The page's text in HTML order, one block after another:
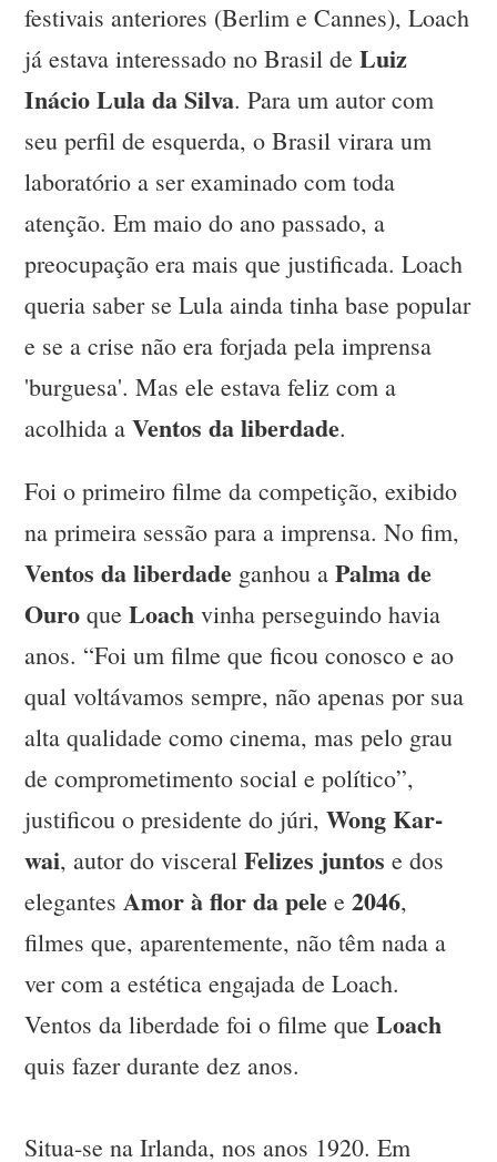
festivais anteriores (Berlim e Cannes), Loach
já estava interessado no Brasil deLuiz
Inácio Lula da Silva. Para um autor com
seu perfil de esquerda, o Brasil virara um
laboratório a ser examinado com toda
atenção. Em maio do ano passado, a
preocupação era mais que justificada. Loach
queria saber se Lula ainda tinha base popular
e se a crise não era forjada pela imprensa
'burguesa'. Mas ele estava feliz com a
acolhida aVentos da liberdade.
Foi o primeiro filme da competição, exibido
na primeira sessão para a imprensa. No fim,
Ventos da liberdade ganhou aPalma de
Ouro queLoach vinha perseguindo havia
anos. “Foi um filme que ficou conosco e ao
qual voltávamos sempre, não apenas por sua
alta qualidade como cinema, mas pelo grau
de comprometimento social e político”,
justificou o presidente do júri,Wong Kar-
wai, autor do visceralFelizes juntos e dos
elegantesAmor à flor da pele e2046,
filmes que, aparentemente, não têm nada a
ver com a estética engajada de Loach.
Ventos da liberdade foi o filme queLoach
quis fazer durante dez anos.
Situa-se na Irlanda, nos anos 1920. Em